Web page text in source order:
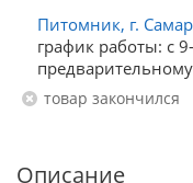
Питомник, г.
график работы: с
Товар закончился
Описание